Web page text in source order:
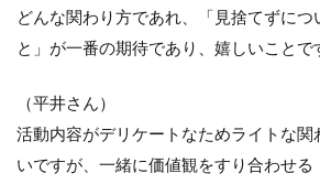
どんな関わり方であれ、「見捨てずにつ
と」が一番の期待であり、嬉しいことで
（平井さん）
活動内容がデリケートなためライトな関
いですが、一緒に価値観をすり合わせる